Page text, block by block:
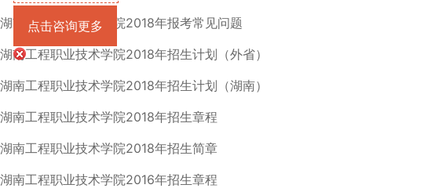
湖南工程职业技术学院2018年报考常见问题
湖南工程职业技术学院2018年招生计划（外省）
湖南工程职业技术学院2018年招生计划（湖南）
湖南工程职业技术学院2018年招生章程
湖南工程职业技术学院2018年招生简章
湖南工程职业技术学院2016年招生章程
点击咨询更多